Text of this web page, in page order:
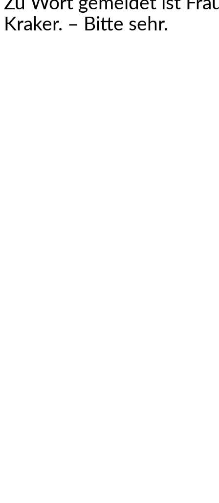
Zu Wort gemeldet ist
Kraker. – Bitte sehr.